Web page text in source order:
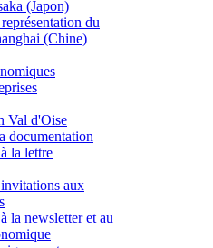
(Japon)
du
(Chine)
Val d'Oise
documentation
la lettre
aux
la newsletter et au